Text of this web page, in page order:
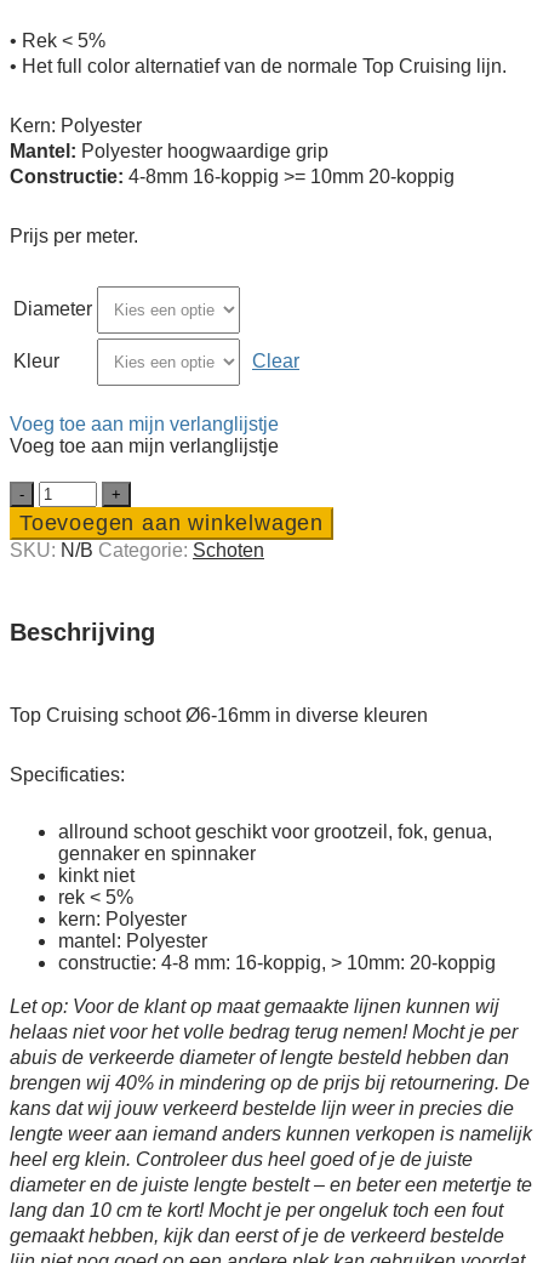
• Rek < 5%
• Het full color alternatief van de normale Top Cruising lijn.
Kern: Polyester
Mantel: Polyester hoogwaardige grip
Constructie: 4-8mm 16-koppig >= 10mm 20-koppig
Prijs per meter.
Diameter
Kleur Clear
Voeg toe aan mijn verlanglijstje
Voeg toe aan mijn verlanglijstje
Top
Cruising
schoot
Ø6-
diverse
kleuren
Toevoegen aan winkelwagen
SKU: N/B Categorie: Schoten
Beschrijving
Top Cruising schoot Ø6-16mm in diverse kleuren
Specificaties:
allround schoot geschikt voor grootzeil, fok, genua,
gennaker en spinnaker
kinkt niet
rek < 5%
kern: Polyester
mantel: Polyester
constructie: 4-8 mm: 16-koppig, > 10mm: 20-koppig
Let op: Voor de klant op maat gemaakte lijnen kunnen wij
helaas niet voor het volle bedrag terug nemen! Mocht je per
abuis de verkeerde diameter of lengte besteld hebben dan
brengen wij 40% in mindering op de prijs bij retournering. De
kans dat wij jouw verkeerd bestelde lijn weer in precies die
lengte weer aan iemand anders kunnen verkopen is namelijk
heel erg klein. Controleer dus heel goed of je de juiste
diameter en de juiste lengte bestelt – en beter een metertje te
lang dan 10 cm te kort! Mocht je per ongeluk toch een fout
gemaakt hebben, kijk dan eerst of je de verkeerd bestelde